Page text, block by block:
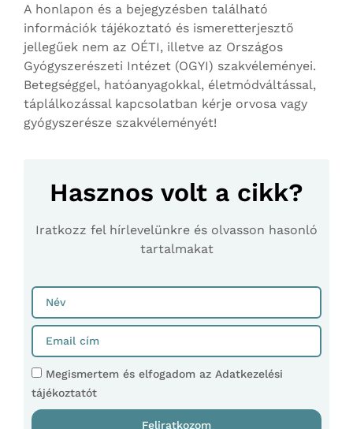
A honlapon és a bejegyzésben található
információk tájékoztató és ismeretterjesztő
jellegűek nem az OÉTI, illetve az Országos
Gyógyszerészeti Intézet (OGYI) szakvéleményei.
Betegséggel, hatóanyagokkal, életmódváltással,
táplálkozással kapcsolatban kérje orvosa vagy
gyógyszerésze szakvéleményét!
Hasznos volt a cikk?
Iratkozz fel hírlevelünkre és olvasson hasonló
tartalmakat
Megismertem és elfogadom az Adatkezelési
tájékoztatót
Feliratkozom